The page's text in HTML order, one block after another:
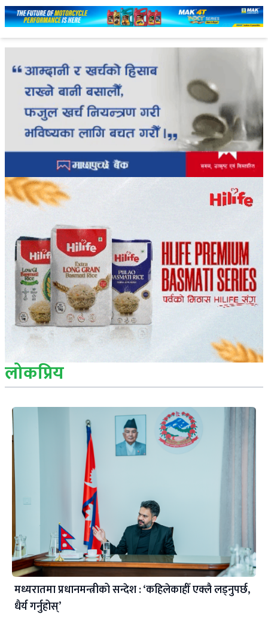
लोकप्रिय
मध्यरातमा प्रधानमन्त्रीको सन्देश : ‘कहिलेकाहीँ एक्लै लड्नुपर्छ,
धैर्य गर्नुहोस्’